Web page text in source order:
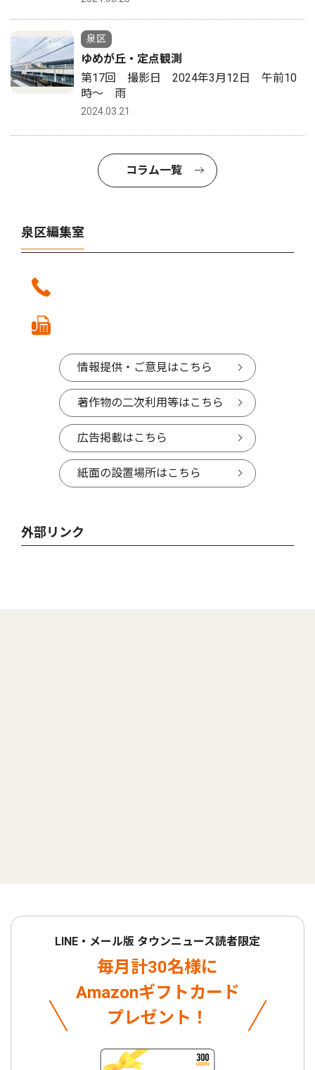
泉区
ゆめが丘・定点観測
第17回 撮影日 2024年3月12日 午前10
時〜 雨
2024.03.21
コラム一覧
泉区編集室
情報提供・ご意見はこちら
著作物の二次利用等はこちら
広告掲載はこちら
紙面の設置場所はこちら
外部リンク
LINE・メール版 タウンニュース読者限定
毎月計30名様に
Amazonギフトカード
プレゼント！